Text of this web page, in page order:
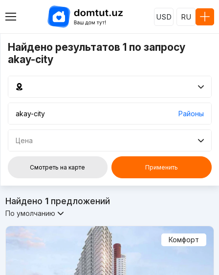
USD RU
Найдено результатов 1 по запросу
akay-city
Районы
Цена
Смотреть на карте Применить
Найдено 1предложений
По умолчанию
Комфорт